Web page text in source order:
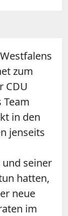
zum
CDU
in den
jenseits
und seiner
hatten,
neue
im